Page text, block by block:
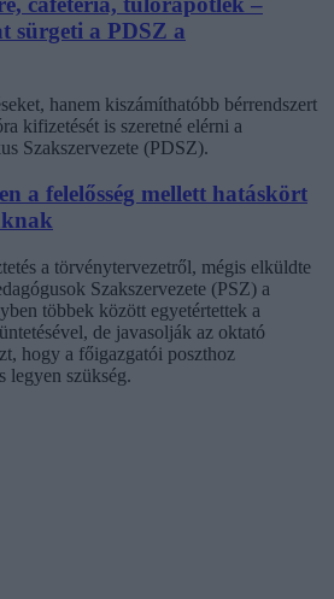
sürgeti a PDSZ a
hanem kiszámíthatóbb bérrendszert
kifizetését is szeretné elérni a
Szakszervezete (PDSZ).
a felelősség mellett hatáskört
a törvénytervezetről, mégis elküldte
Szakszervezete (PSZ) a
többek között egyetértettek a
de javasolják az oktató
hogy a főigazgatói poszthoz
legyen szükség.